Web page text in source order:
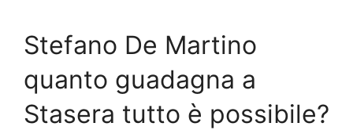
Stefano De Martino
quanto guadagna a
Stasera tutto è possibile?